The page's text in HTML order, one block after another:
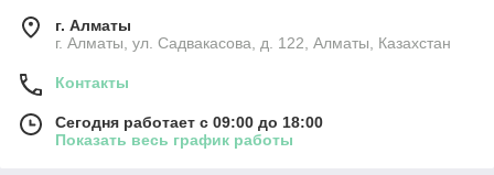
г. Алматы
г. Алматы, ул. Садвакасова, д. 122, Алматы, Казахстан
Контакты
Сегодня работает с 09:00 до 18:00
Показать весь график работы